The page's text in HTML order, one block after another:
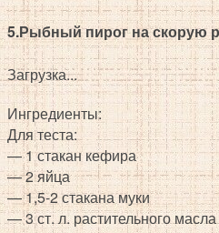
5.Рыбный пирог на скорую
Загрузка...
Ингредиенты:
Для теста:
— 1 стакан кефира
— 2 яйца
— 1,5-2 стакана муки
— 3 ст. л. растительного масла